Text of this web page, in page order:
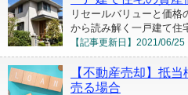
リセールバリューと価格
から読み解く一戸建て住
【記事更新日】 2021/06/25
【不動産売却】抵
売る場合